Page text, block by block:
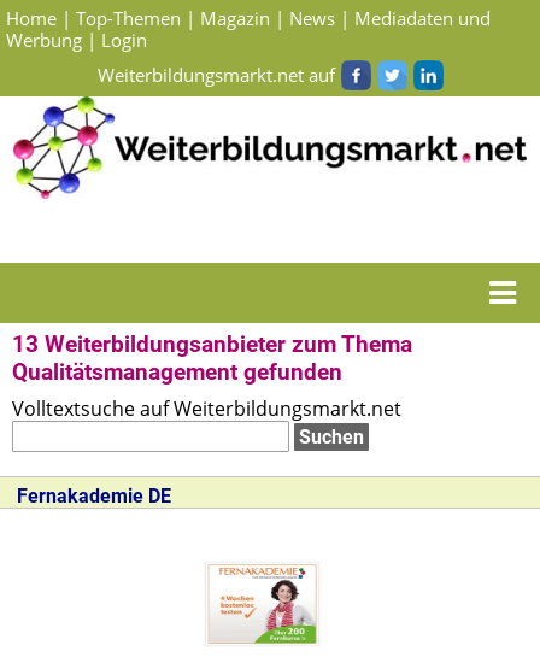
Home | Top-Themen | Magazin | News | Mediadaten und
Werbung | Login
Weiterbildungsmarkt.net auf
13 Weiterbildungsanbieter zum Thema
Qualitätsmanagement gefunden
Volltextsuche auf Weiterbildungsmarkt.net
Fernakademie DE